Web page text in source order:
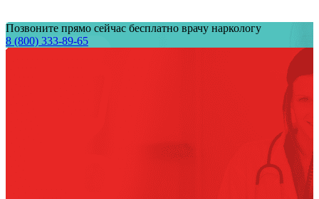
Позвоните прямо сейчас бесплатно врачу наркологу
8 (800) 333-89-65